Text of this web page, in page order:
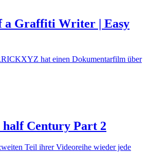
a Graffiti Writer | Easy
hat einen Dokumentarfilm über
half Century Part 2
Teil ihrer Videoreihe wieder jede